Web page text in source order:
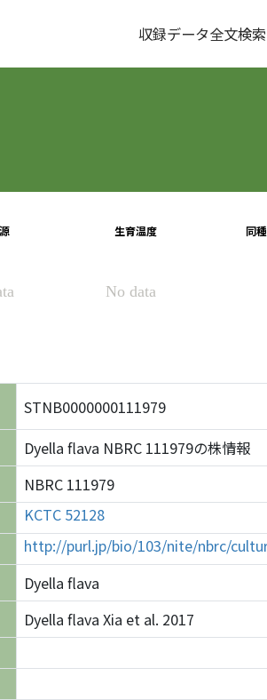
収録データ全文検索
STNB0000000111979
Dyella flava NBRC 111979の株情報
NBRC 111979
KCTC 52128
http://purl.jp/bio/103/nite/nbrc/
Dyella flava
Dyella flava Xia et al. 2017